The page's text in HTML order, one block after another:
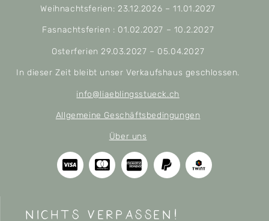
Weihnachtsferien: 23.12.2026 – 11.01.2027
Fasnachtsferien : 01.02.2027 – 10.2.2027
Osterferien 29.03.2027 – 05.04.2027
In dieser Zeit bleibt unser Verkaufshaus geschlossen.
info@liaeblingsstueck.ch
Allgemeine Geschäftsbedingungen
Über uns
nichts verpassen!